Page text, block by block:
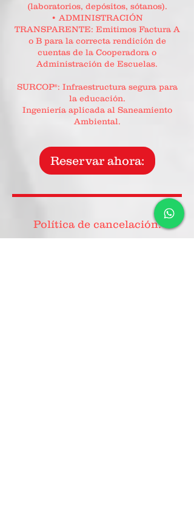
(laboratorios, depósitos, sótanos).
• ADMINISTRACIÓN
TRANSPARENTE: Emitimos Factura A
o B para la correcta rendición de
cuentas de la Cooperadora o
Administración de Escuelas.
SURCOP®: Infraestructura segura para
la educación.
Ingeniería aplicada al Saneamiento
Ambiental.
Reservar ahora:
Política de cancelación: